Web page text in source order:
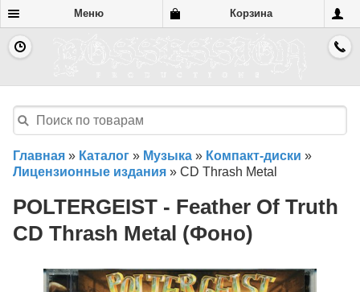
Меню Корзина
Главная » Каталог » Музыка » Компакт-диски »
Лицензионные издания » CD Thrash Metal
POLTERGEIST - Feather Of Truth
CD Thrash Metal (Фоно)